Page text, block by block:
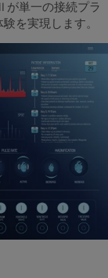
が単一の接続プラ
を実現します。